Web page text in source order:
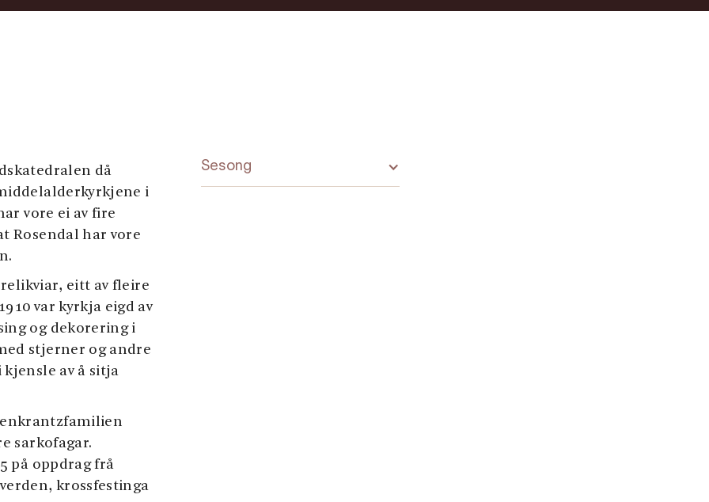
då
i
vore ei av fire
Rosendal har vore
eitt av fleire
var kyrkja eigd av
og dekorering i
stjerner og andre
av å sitja
sarkofagar.
på oppdrag frå
krossfestinga
Sesong